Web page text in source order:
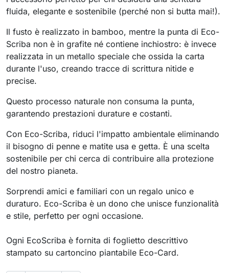
fluida, elegante e sostenibile (perché non si butta mai!).
Il fusto è realizzato in bamboo, mentre la punta di Eco-
Scriba non è in grafite né contiene inchiostro: è invece
realizzata in un metallo speciale che ossida la carta
durante l'uso, creando tracce di scrittura nitide e
precise.
Questo processo naturale non consuma la punta,
garantendo prestazioni durature e costanti.
Con Eco-Scriba, riduci l'impatto ambientale eliminando
il bisogno di penne e matite usa e getta. È una scelta
sostenibile per chi cerca di contribuire alla protezione
del nostro pianeta.
Sorprendi amici e familiari con un regalo unico e
duraturo. Eco-Scriba è un dono che unisce funzionalità
e stile, perfetto per ogni occasione.
Ogni EcoScriba è fornita di foglietto descrittivo
stampato su cartoncino piantabile Eco-Card.